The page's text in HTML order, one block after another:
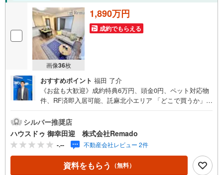
画像36枚
1,890万円
成約でもらえる
おすすめポイント 福田 了介
《お盆も大歓迎》成約特典6万円、頭金0円、ペット対応物
件、RF済即入居可能、託麻北小エリア 「どこで買うか」
探し以上に 「パートナー選び」が重要です！■ご成約特典
6万円以内の家具家電プレゼント ※当社からの指定はありま
せん■購入総額を抑える3つのご提案（1）価格交渉に自信
あり（2）太陽光等のオプション費用も相見積り（3）提携
銀行多数で条件の良い銀行を選べます＼＼キャンペーン実
施中//『購入総額の限界へ挑戦』売主様との価格交渉もお任
シルバー推奨店
ハウスドゥ 御幸田迎 株式会社Remado
-.-- 不動産会社レビュー 2件
資料をもらう （無料）